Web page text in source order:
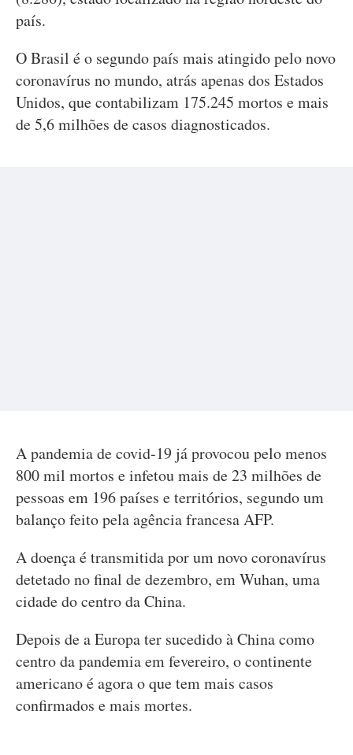
país.
O Brasil é o segundo país mais atingido pelo novo
coronavírus no mundo, atrás apenas dos Estados
Unidos, que contabilizam 175.245 mortos e mais
de 5,6 milhões de casos diagnosticados.
A pandemia de covid-19 já provocou pelo menos
800 mil mortos e infetou mais de 23 milhões de
pessoas em 196 países e territórios, segundo um
balanço feito pela agência francesa AFP.
A doença é transmitida por um novo coronavírus
detetado no final de dezembro, em Wuhan, uma
cidade do centro da China.
Depois de a Europa ter sucedido à China como
centro da pandemia em fevereiro, o continente
americano é agora o que tem mais casos
confirmados e mais mortes.